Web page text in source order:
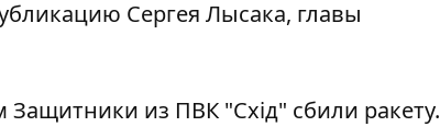
Сергея Лысака, главы
из ПВК "Схід" сбили ракету.